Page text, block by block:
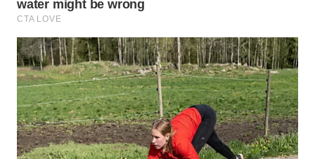
WN
WN
DAIRI
WN
DANAU
TOBA